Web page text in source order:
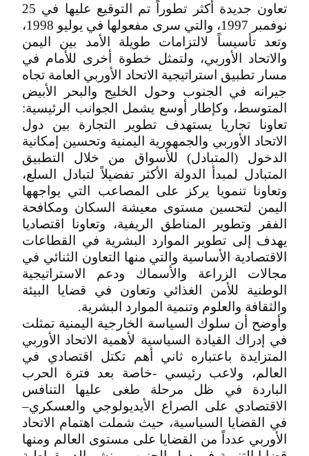
تعاون جديدة أكثر تطوراً تم التوقيع عليها في 25
نوفمبر 1997، والتي سرى مفعولها في يوليو 1998،
وتعد تأسيساً لالتزامات طويلة الأمد بين اليمن
والاتحاد الأوربي، ولتمثل خطوة أخرى للأمام في
مسار تطبيق استراتيجية الاتحاد الأوربي العامة تجاه
جيرانه في الجنوب وحول الخليج والبحر الأبيض
المتوسط، وكإطار أوسع يشمل الجوانب الرئيسية:
تعاونا تجاريا يستهدف تطوير التجارة بين دول
الاتحاد الأوربي والجمهورية اليمنية وتحسين إمكانية
الدخول (المتبادل) للأسواق من خلال التطبيق
المتبادل لمبدأ الدولة الأكثر تفضيلاً لتبادل السلع،
وتعاونا تنمويا يركز على المصاعب التي يواجهها
اليمن لتحسين مستوى معيشة السكان ومكافحة
الفقر وتطوير المناطق الريفية، وتعاونا اقتصاديا
يهدف إلى تطوير الموارد البشرية في القطاعات
الاقتصادية الأساسية والتي منها التعاون الثنائي في
مجالات الزراعة والأسماك ودعم الاستراتيجية
الوطنية للأمن الغذائي وتعاون في قضايا البيئة
والثقافة والعلوم وتنمية الموارد البشرية.
وأوضح أن سلوك السياسة الخارجية اليمنية تمثلت
في إدراك القيادة السياسية لأهمية الاتحاد الأوربي
المتزايدة باعتباره ثاني أهم تكتل اقتصادي في
العالم، ولاعب رئيسي -خاصة بعد فترة الحرب
الباردة في ظل مرحلة طغى عليها التنافس
الاقتصادي على الصراع الأيديولوجي والعسكري–
في القضايا السياسية، حيث شملت اهتمام الاتحاد
الأوربي عدداً من القضايا على مستوى العالم ومنها